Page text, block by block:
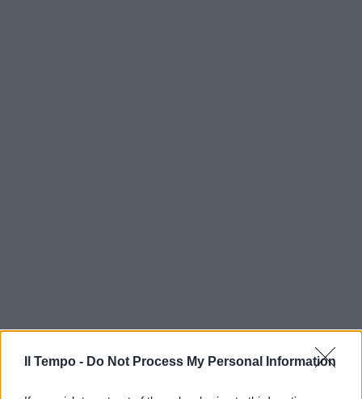
Il Tempo - Do Not Process My Personal Information